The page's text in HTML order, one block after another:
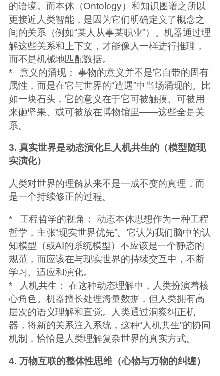
的语境。而本体（Ontology）和知识图谱之所以
更接近人类智能，是因为它们明确定义了概念之
间的关系（例如“某人从事某职业”）。机器通过理
解这些关系和上下文，才能像人一样进行推理，
而不是机械地匹配数据。
* 意义的涌现： 事物的意义并不是它自带的固有
属性，而是在它与世界的“遭遇”中当场涌现的。比
如一块石头，它的意义在于它可被触摸、可被用
来砸坚果、或可被放在博物馆里——这些全是关
系。
3. 真实世界是动态演化且人机共生的（模型随现
实演化）
人类对世界的理解从来不是一成不变的真理，而
是一个持续修正的过程。
* 工程哲学的视角： 动态本体思想作为一种工程
哲学，主张“现实世界优先”。它认为我们脑中的认
知模型（或AI的系统模型）不应该是一个静态的
规范，而应该在与现实世界的持续交互中，不断
学习、适应和演化。
* 人机共生： 在这种动态理解中，人类扮演着核
心角色。机器擅长处理海量数据，但人类拥有高
层次的语义理解和直觉。人类通过洞察纠正机
器，将新的关系注入系统，这种“人机共生”的协同
机制，恰恰是人类理解复杂世界的真实方式。
4. 万物互联的整体性思维（心物与万物的纠缠）